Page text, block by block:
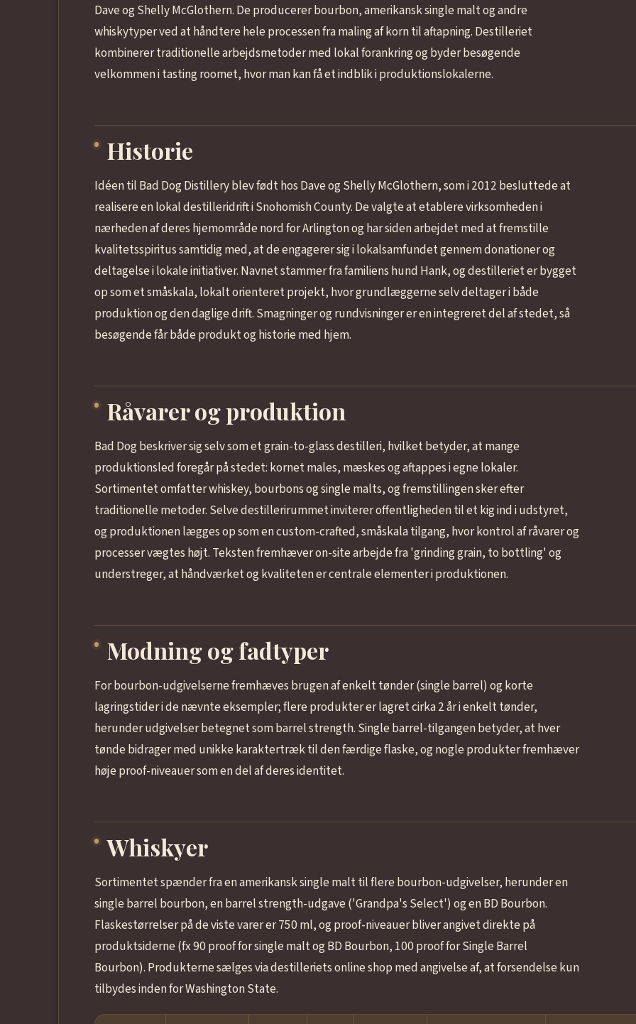
Dave og Shelly McGlothern. De producerer bourbon, amerikansk single malt og andre
whiskytyper ved at håndtere hele processen fra maling af korn til aftapning. Destilleriet
kombinerer traditionelle arbejdsmetoder med lokal forankring og byder besøgende
velkommen i tasting roomet, hvor man kan få et indblik i produktionslokalerne.
Historie
Idéen til Bad Dog Distillery blev født hos Dave og Shelly McGlothern, som i 2012 besluttede at
realisere en lokal destilleridrift i Snohomish County. De valgte at etablere virksomheden i
nærheden af deres hjemområde nord for Arlington og har siden arbejdet med at fremstille
kvalitetsspiritus samtidig med, at de engagerer sig i lokalsamfundet gennem donationer og
deltagelse i lokale initiativer. Navnet stammer fra familiens hund Hank, og destilleriet er bygget
op som et småskala, lokalt orienteret projekt, hvor grundlæggerne selv deltager i både
produktion og den daglige drift. Smagninger og rundvisninger er en integreret del af stedet, så
besøgende får både produkt og historie med hjem.
Råvarer og produktion
Bad Dog beskriver sig selv som et grain-to-glass destilleri, hvilket betyder, at mange
produktionsled foregår på stedet: kornet males, mæskes og aftappes i egne lokaler.
Sortimentet omfatter whiskey, bourbons og single malts, og fremstillingen sker efter
traditionelle metoder. Selve destillerirummet inviterer offentligheden til et kig ind i udstyret,
og produktionen lægges op som en custom-crafted, småskala tilgang, hvor kontrol af råvarer og
processer vægtes højt. Teksten fremhæver on-site arbejde fra 'grinding grain, to bottling' og
understreger, at håndværket og kvaliteten er centrale elementer i produktionen.
Modning og fadtyper
For bourbon-udgivelserne fremhæves brugen af enkelt tønder (single barrel) og korte
lagringstider i de nævnte eksempler; flere produkter er lagret cirka 2 år i enkelt tønder,
herunder udgivelser betegnet som barrel strength. Single barrel-tilgangen betyder, at hver
tønde bidrager med unikke karaktertræk til den færdige flaske, og nogle produkter fremhæver
høje proof-niveauer som en del af deres identitet.
Whiskyer
Sortimentet spænder fra en amerikansk single malt til flere bourbon-udgivelser, herunder en
single barrel bourbon, en barrel strength-udgave ('Grandpa's Select') og en BD Bourbon.
Flaskestørrelser på de viste varer er 750 ml, og proof-niveauer bliver angivet direkte på
produktsiderne (fx 90 proof for single malt og BD Bourbon, 100 proof for Single Barrel
Bourbon). Produkterne sælges via destilleriets online shop med angivelse af, at forsendelse kun
tilbydes inden for Washington State.